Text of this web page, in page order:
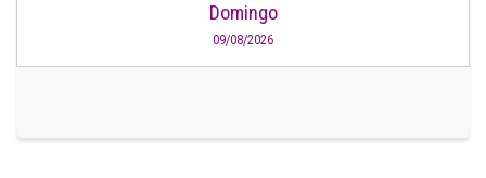
Domingo
09/08/2026